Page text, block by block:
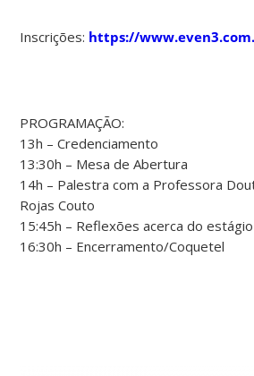
Inscrições: https://
PROGRAMAÇÃO:
13h – Credenciamento
13:30h – Mesa de Abertura
14h – Palestra com a Professora
Rojas Couto
15:45h – Reflexões acerca do estágio
16:30h – Encerramento/Coquetel